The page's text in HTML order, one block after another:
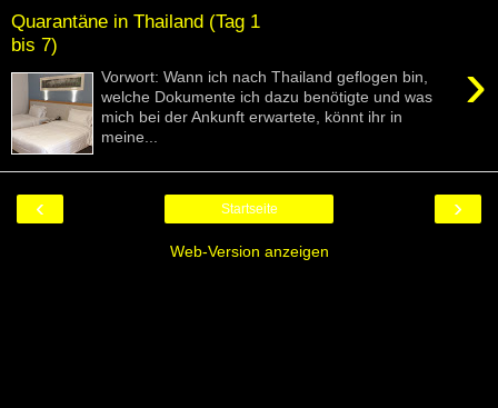
Quarantäne in Thailand (Tag 1
bis 7)
›
Vorwort: Wann ich nach Thailand geflogen bin,
welche Dokumente ich dazu benötigte und was
mich bei der Ankunft erwartete, könnt ihr in
meine...
‹ ›
Startseite
Web-Version anzeigen